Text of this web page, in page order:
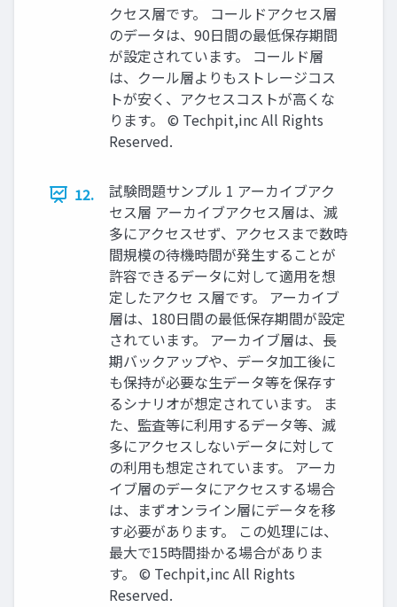
クセス層です。 コールドアクセス層
のデータは、90日間の最低保存期間
が設定されています。 コールド層
は、クール層よりもストレージコス
トが安く、アクセスコストが高くな
ります。 © Techpit,inc All Rights
Reserved.
12.
試験問題サンプル 1 アーカイブアク
セス層 アーカイブアクセス層は、滅
多にアクセスせず、アクセスまで数時
間規模の待機時間が発生することが
許容できるデータに対して適用を想
定したアクセ ス層です。 アーカイブ
層は、180日間の最低保存期間が設定
されています。 アーカイブ層は、長
期バックアップや、データ加工後に
も保持が必要な生データ等を保存す
るシナリオが想定されています。 ま
た、監査等に利用するデータ等、滅
多にアクセスしないデータに対して
の利用も想定されています。 アーカ
イブ層のデータにアクセスする場合
は、まずオンライン層にデータを移
す必要があります。 この処理には、
最大で15時間掛かる場合がありま
す。 © Techpit,inc All Rights
Reserved.